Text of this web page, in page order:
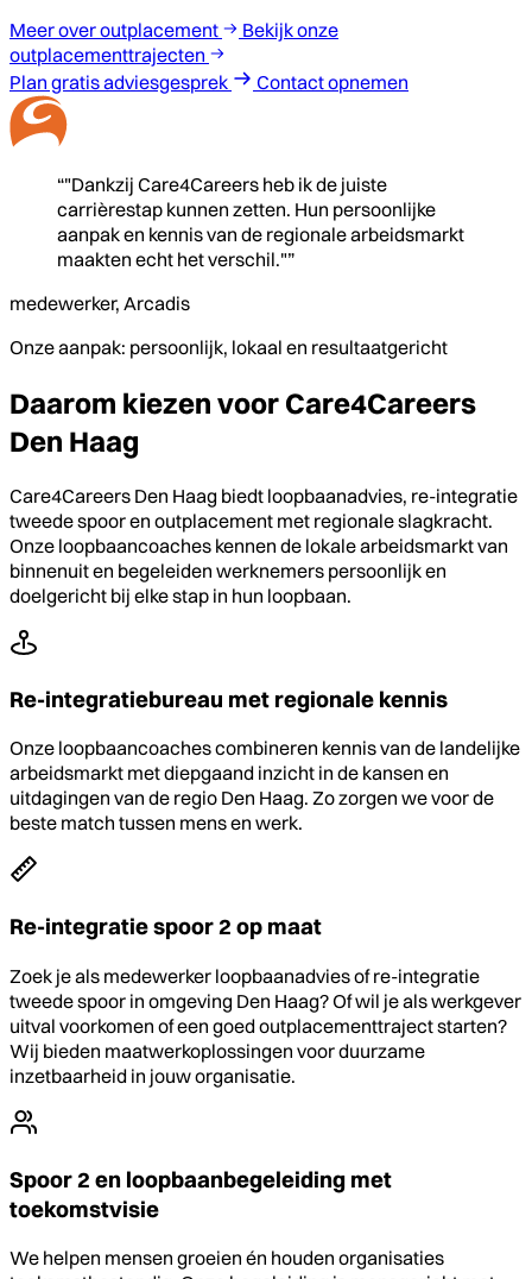
Meer over outplacement
Bekijk onze
outplacementtrajecten
Plan gratis adviesgesprek
Contact opnemen
“"Dankzij Care4Careers heb ik de juiste
carrièrestap kunnen zetten. Hun persoonlijke
aanpak en kennis van de regionale arbeidsmarkt
maakten echt het verschil."”
medewerker, Arcadis
Onze aanpak: persoonlijk, lokaal en resultaatgericht
Daarom kiezen voor Care4Careers
Den Haag
Care4Careers Den Haag biedt loopbaanadvies, re-integratie
tweede spoor en outplacement met regionale slagkracht.
Onze loopbaancoaches kennen de lokale arbeidsmarkt van
binnenuit en begeleiden werknemers persoonlijk en
doelgericht bij elke stap in hun loopbaan.
Re-integratiebureau met regionale kennis
Onze loopbaancoaches combineren kennis van de landelijke
arbeidsmarkt met diepgaand inzicht in de kansen en
uitdagingen van de regio Den Haag. Zo zorgen we voor de
beste match tussen mens en werk.
Re-integratie spoor 2 op maat
Zoek je als medewerker loopbaanadvies of re-integratie
tweede spoor in omgeving Den Haag? Of wil je als werkgever
uitval voorkomen of een goed outplacementtraject starten?
Wij bieden maatwerkoplossingen voor duurzame
inzetbaarheid in jouw organisatie.
Spoor 2 en loopbaanbegeleiding met
toekomstvisie
We helpen mensen groeien én houden organisaties